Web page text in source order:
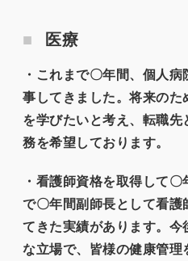
医療
・これまで〇年間、個人
事してきました。将来の
を学びたいと考え、転職
務を希望しております。
・看護師資格を取得して
で〇年間副師長として看護
てきた実績があります。
な立場で、皆様の健康管理